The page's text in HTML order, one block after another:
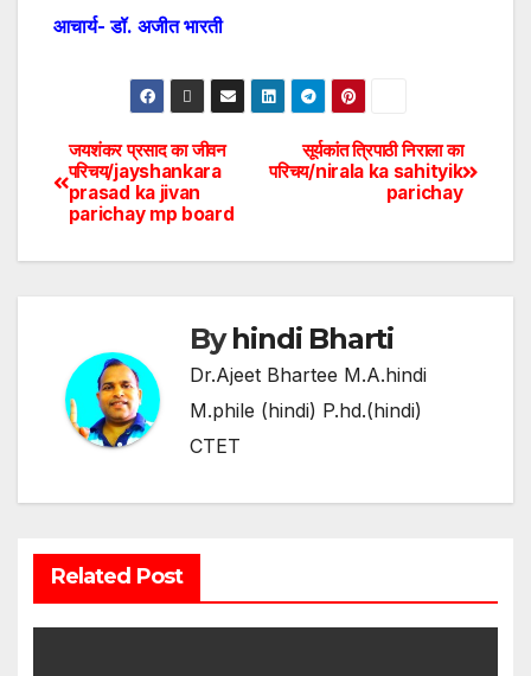
आचार्य- डॉ. अजीत भारती
सूर्यकांत त्रिपाठी निराला का
परिचय/nirala ka sahityik
parichay
जयशंकर प्रसाद का जीवन
परिचय/jayshankara
prasad ka jivan
parichay mp board
Byhindi Bharti
Dr.Ajeet Bhartee M.A.hindi
M.phile (hindi) P.hd.(hindi)
CTET
Related Post